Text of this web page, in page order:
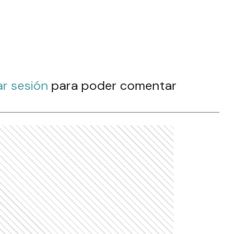
sesión para poder comentar